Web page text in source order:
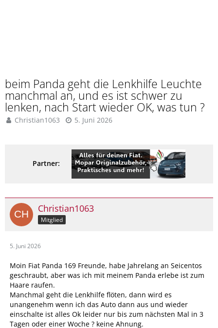
beim Panda geht die Lenkhilfe Leuchte
manchmal an, und es ist schwer zu
lenken, nach Start wieder OK, was tun ?
Christian1063 5. Juni 2026
Partner:
Christian1063
Mitglied
5. Juni 2026
Moin Fiat Panda 169 Freunde, habe Jahrelang an Seicentos
geschraubt, aber was ich mit meinem Panda erlebe ist zum
Haare raufen.
Manchmal geht die Lenkhilfe flöten, dann wird es
unangenehm wenn ich das Auto dann aus und wieder
einschalte ist alles Ok leider nur bis zum nächsten Mal in 3
Tagen oder einer Woche ? keine Ahnung.